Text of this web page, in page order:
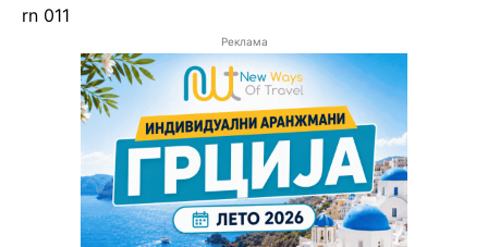
rn 011
Реклама